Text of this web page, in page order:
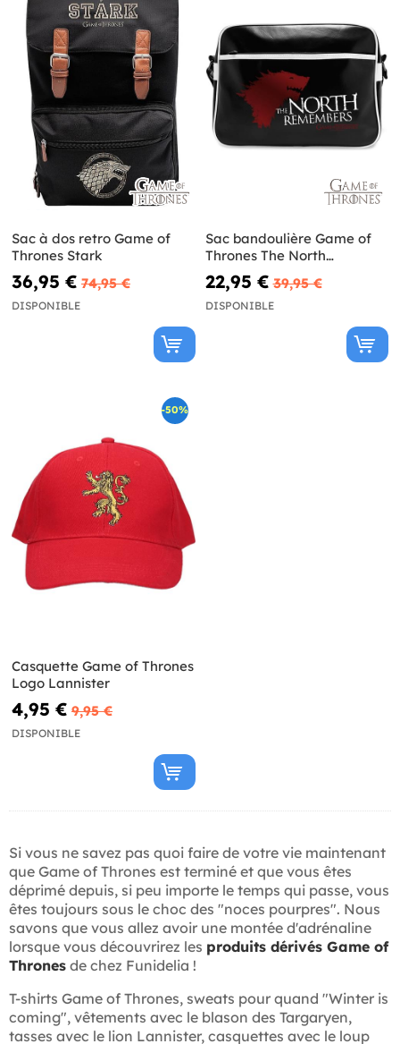
Sac à dos retro Game of
Thrones Stark
36,95 € 74,95 €
DISPONIBLE
Sac bandoulière Game of
Thrones The North
Remembers
22,95 € 39,95 €
DISPONIBLE
-50%
Casquette Game of Thrones
Logo Lannister
4,95 € 9,95 €
DISPONIBLE
Si vous ne savez pas quoi faire de votre vie maintenant
que Game of Thrones est terminé et que vous êtes
déprimé depuis, si peu importe le temps qui passe, vous
êtes toujours sous le choc des "noces pourpres". Nous
savons que vous allez avoir une montée d'adrénaline
lorsque vous découvrirez les produits dérivés Game of
Thrones de chez Funidelia !
T-shirts Game of Thrones, sweats pour quand "Winter is
coming", vêtements avec le blason des Targaryen,
tasses avec le lion Lannister, casquettes avec le loup